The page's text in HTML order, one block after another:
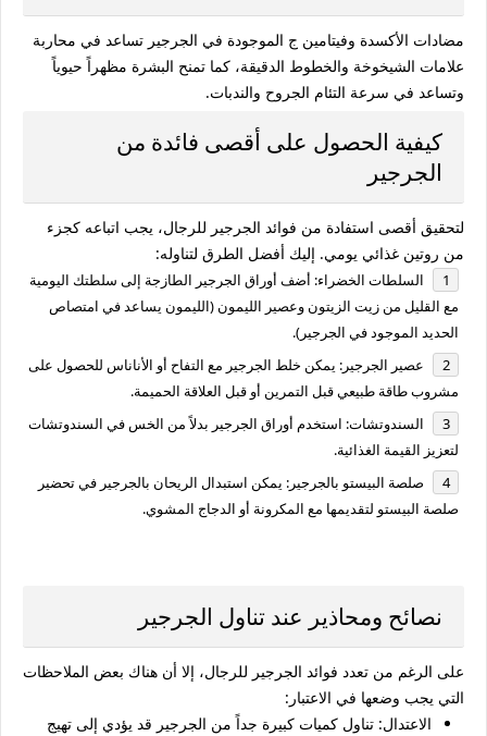
مضادات الأكسدة وفيتامين ج الموجودة في الجرجير تساعد في محاربة
علامات الشيخوخة والخطوط الدقيقة، كما تمنح البشرة مظهراً حيوياً
وتساعد في سرعة التئام الجروح والندبات.
كيفية الحصول على أقصى فائدة من
الجرجير
لتحقيق أقصى استفادة من فوائد الجرجير للرجال، يجب اتباعه كجزء
من روتين غذائي يومي. إليك أفضل الطرق لتناوله:
السلطات الخضراء: أضف أوراق الجرجير الطازجة إلى سلطتك اليومية
مع القليل من زيت الزيتون وعصير الليمون (الليمون يساعد في امتصاص
الحديد الموجود في الجرجير).
عصير الجرجير: يمكن خلط الجرجير مع التفاح أو الأناناس للحصول على
مشروب طاقة طبيعي قبل التمرين أو قبل العلاقة الحميمة.
السندوتشات: استخدم أوراق الجرجير بدلاً من الخس في السندوتشات
لتعزيز القيمة الغذائية.
صلصة البيستو بالجرجير: يمكن استبدال الريحان بالجرجير في تحضير
صلصة البيستو لتقديمها مع المكرونة أو الدجاج المشوي.
نصائح ومحاذير عند تناول الجرجير
على الرغم من تعدد فوائد الجرجير للرجال، إلا أن هناك بعض الملاحظات
التي يجب وضعها في الاعتبار:
الاعتدال: تناول كميات كبيرة جداً من الجرجير قد يؤدي إلى تهيج